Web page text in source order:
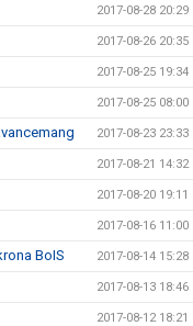
2017-08-28 20:29
2017-08-26 20:35
2017-08-25 19:34
2017-08-25 08:00
2017-08-23 23:33
2017-08-21 14:32
2017-08-20 19:11
2017-08-16 11:00
BoIS 2017-08-14 15:28
2017-08-13 18:46
2017-08-12 18:21